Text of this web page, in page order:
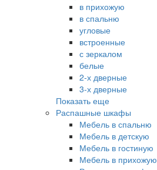
в прихожую
в спальню
угловые
встроенные
с зеркалом
белые
2-х дверные
3-х дверные
Показать еще
Распашные шкафы
Мебель в спальню
Мебель в детскую
Мебель в гостиную
Мебель в прихожую